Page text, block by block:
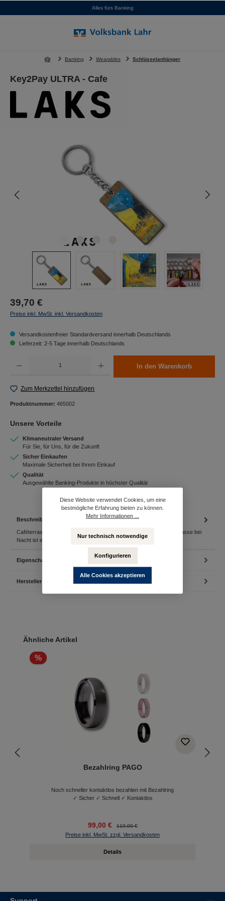
Alles fürs Banking
Banking Wearables Schlüsselanhänger
Key2Pay ULTRA - Cafe
39,70 €
Preise inkl. MwSt. inkl. Versandkosten
Versandkostenfreier Standardversand innerhalb Deutschlands
Lieferzeit: 2-5 Tage innerhalb Deutschlands
In den Warenkorb
Zum Merkzettel hinzufügen
Produktnummer: 465002
Unsere Vorteile
Klimaneutraler Versand
Für Sie, für Uns, für die Zukunft
Sicher Einkaufen
Maximale Sicherheit bei Ihrem Einkauf
Qualität
Ausgewählte Banking-Produkte in höchster Qualität
Beschreibung
Caféterrasse bei Nacht von Vincent van Gogh (1853-1890)Caféterrasse bei
Nacht ist ein Ölgemälde des niederländischen Künst…
Eigenschaften
Hersteller
Produktgalerie überspringen
Ähnliche Artikel
%
Bezahlring PAGO
Noch schneller kontaktlos bezahlen mit Bezahlring
✓ Sicher ✓ Schnell ✓ Kontaktlos
99,00 € 119,00 €
Preise inkl. MwSt. zzgl. Versandkosten
Details
Diese Website verwendet Cookies, um eine
bestmögliche Erfahrung bieten zu können.
Mehr Informationen ...
Nur technisch notwendige
Konfigurieren
Alle Cookies akzeptieren